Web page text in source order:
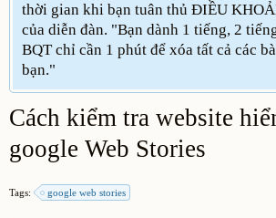
thời gian khi bạn tuân thủ ĐIỀU
của diễn đàn. "Bạn dành 1 tiếng, 2
BQT chỉ cần 1 phút để xóa tất cả các
bạn."
Cách kiểm tra website
google Web Stories
Tags: google web stories